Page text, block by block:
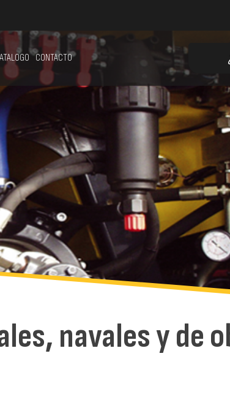
CONTACTO
navales y de